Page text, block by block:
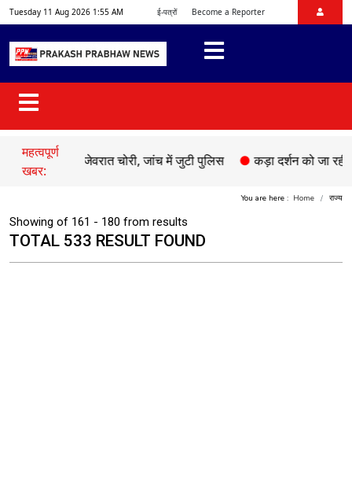
Tuesday 11 Aug 2026 1:55 AM ई-पत्रों Become a Reporter
महत्वपूर्ण
खबर:
घर से जेवरात चोरी, जांच में जुटी पुलिस ●कड़ा दर्शन को जा रही भक्तों
You are here : Home राज्य
Showing of 161 - 180 from results
TOTAL 533 RESULT FOUND